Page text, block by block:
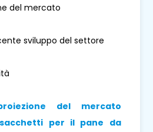
del mercato
sviluppo del settore
del mercato
per il pane da